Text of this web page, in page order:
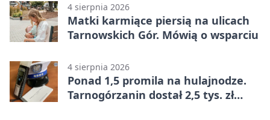
4 sierpnia 2026
Matki karmiące piersią na ulicach
Tarnowskich Gór. Mówią o wsparciu
4 sierpnia 2026
Ponad 1,5 promila na hulajnodze.
Tarnogórzanin dostał 2,5 tys. zł